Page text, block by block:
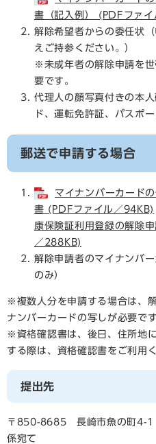
書​（記入例） (PDFファ
解除希望者からの委任状
えご持参ください。）
※未成年者の解除申請を
要です。
代理人の顔写真付きの本
ド、運転免許証、パスポー
郵送で申請する場合
マイナンバーカード
書 (PDFファイル／94KB)
康保険証利用登録の解除
／288KB)
解除申請者のマイナンバ
のみ）
※複数人分を申請する場合は、
ナンバーカードの写しが必要です
※資格確認書は、後日、住所地
する際は、資格確認書をご利用
提出先
〒850-8685 長崎市魚の町4-
係宛て